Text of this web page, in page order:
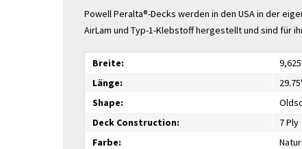
Powell Peralta®-Decks werden in den USA in der
AirLam und Typ-1-Klebstoff hergestellt und sind für
Breite:
Länge:
Shape:
Deck Construction:
7 Ply
Farbe:
Natur